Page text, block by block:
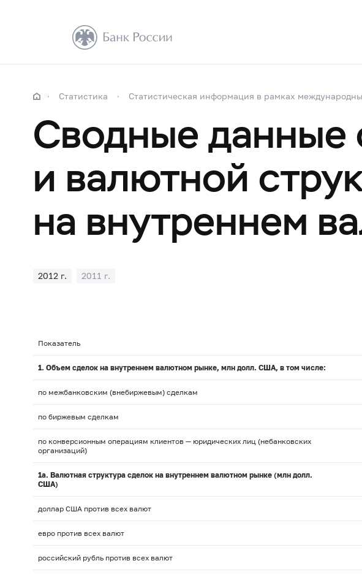
Статистика Статистическая информация в рамках
Сводные данные
и валютной
на внутреннем
2012 г. 2011 г.
Показатель
1. Объем сделок на внутреннем валютном рынке, млн долл. США, в том числе:
по межбанковским (внебиржевым) сделкам
по биржевым сделкам
по конверсионным операциям клиентов — юридических лиц (небанковских
организаций)
1а. Валютная структура сделок на внутреннем валютном рынке (млн долл.
США)
доллар США против всех валют
евро против всех валют
российский рубль против всех валют